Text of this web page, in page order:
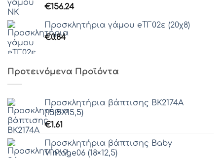
€156.24
Προσκλητήρια γάμου eΤΓ02ε (20χ8)
€0.84
Προτεινόμενα Προϊόντα
Προσκλητήρια βάπτισης ΒΚ2174Α
(15,5Χ15,5)
€1.61
Προσκλητήρια βάπτισης Baby
Vintage06 (18×12,5)